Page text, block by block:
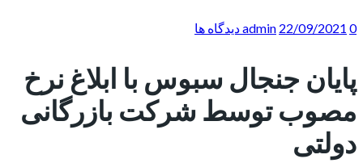
admin 22/09/2021 0 دیدگاه ها
پایان جنجال سبوس با ابلاغ نرخ
مصوب توسط شرکت بازرگانی
دولتی